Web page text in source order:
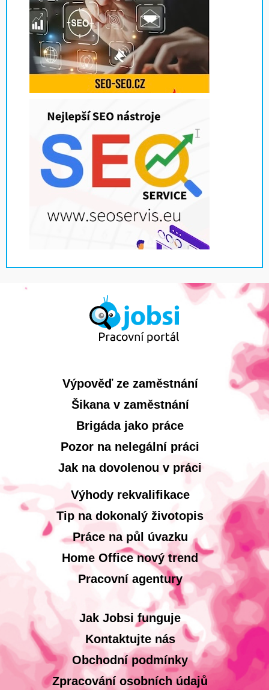
Výpověď ze zaměstnání
Šikana v zaměstnání
Brigáda jako práce
Pozor na nelegální práci
Jak na dovolenou v práci
Výhody rekvalifikace
Tip na dokonalý životopis
Práce na půl úvazku
Home Office nový trend
Pracovní agentury
Jak Jobsi funguje
Kontaktujte nás
Obchodní podmínky
Zpracování osobních údajů